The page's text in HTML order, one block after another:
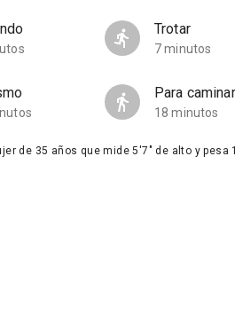
Trotar
7 minutos
Para caminar
18 minutos
de 35 años que mide 5'7" de alto y pesa